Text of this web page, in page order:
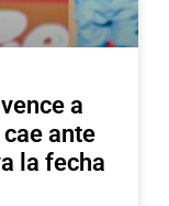
a
ante
la fecha